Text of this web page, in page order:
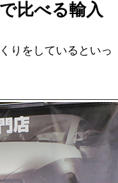
比べる輸入
りをしているといっ